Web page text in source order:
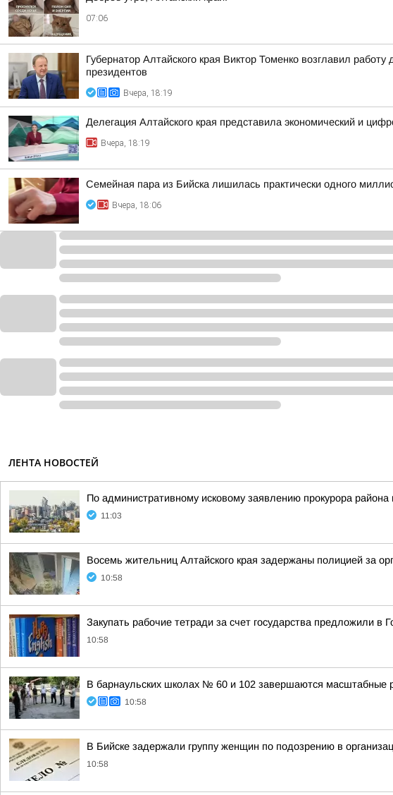
07:06
Губернатор Алтайского края Виктор Томенко возглавил
президентов
Вчера, 18:19
Делегация Алтайского края представила экономический и
Вчера, 18:19
Семейная пара из Бийска лишилась практически одного
Вчера, 18:06
ЛЕНТА НОВОСТЕЙ
По административному исковому заявлению прокурора
11:03
Восемь жительниц Алтайского края задержаны полицией за
10:58
Закупать рабочие тетради за счет государства предложили в
10:58
В барнаульских школах № 60 и 102 завершаются масштабные
10:58
В Бийске задержали группу женщин по подозрению в
10:58